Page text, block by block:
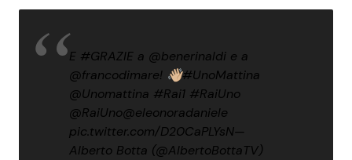
E #GRAZIE a @benerinaldi e a
@francodimare! 👋🏼#UnoMattina
@Unomattina #Rai1 #RaiUno
@RaiUno@eleonoradaniele
pic.twitter.com/D20CaPLYsN—
Alberto Botta (@AlbertoBottaTV)